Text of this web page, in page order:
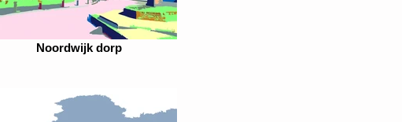
Noordwijk dorp